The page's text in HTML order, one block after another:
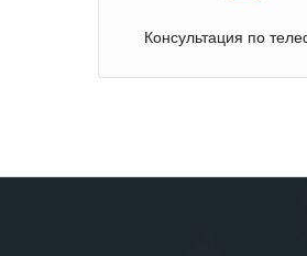
Консультация по